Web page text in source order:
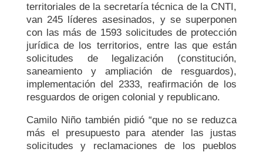
territoriales de la secretaría técnica de la CNTI,
van 245 líderes asesinados, y se superponen
con las más de 1593 solicitudes de protección
jurídica de los territorios, entre las que están
solicitudes de legalización (constitución,
saneamiento y ampliación de resguardos),
implementación del 2333, reafirmación de los
resguardos de origen colonial y republicano.
Camilo Niño también pidió “que no se reduzca
más el presupuesto para atender las justas
solicitudes y reclamaciones de los pueblos